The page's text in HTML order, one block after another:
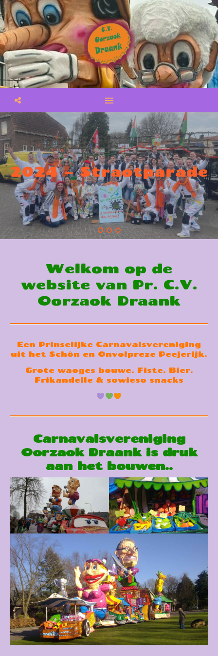
2024 – Straotparade
Welkom op de
website van Pr. C.V.
Oorzaok Draank
Een Prinselijke Carnavalsvereniging
uit het Schôn en Onvolpreze Peejerijk.
Grote waoges bouwe. Fiste. Bier.
Frikandelle & sowieso snacks
Carnavalsvereniging
Oorzaok Draank is druk
aan het bouwen..